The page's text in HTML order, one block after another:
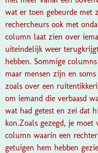
wat er toen gebeurde met
rechercheurs ook met
column laat zien over
uiteindelijk weer
hebben. Sommige
maar mensen zijn en
zoals over een
om iemand die verbaasd
wat had getest en zei dat
kon.Zoals gezegd, je moet
column waarin een
getuigen hem hebben